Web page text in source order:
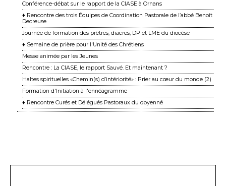
Conférence-débat sur le rapport de la CIASE à Ornans
♦ Rencontre des trois Équipes de Coordination Pastorale de l’abbé Benoît
Decreuse
Journée de formation des prêtres, diacres, DP et LME du diocèse
♦ Semaine de prière pour l'Unité des Chrétiens
Messe animée par les Jeunes
Rencontre : La CIASE, le rapport Sauvé. Et maintenant ?
Haltes spirituelles «Chemin(s) d’intériorité» : Prier au cœur du monde (2)
Formation d'Initiation à l'ennéagramme
♦ Rencontre Curés et Délégués Pastoraux du doyenné